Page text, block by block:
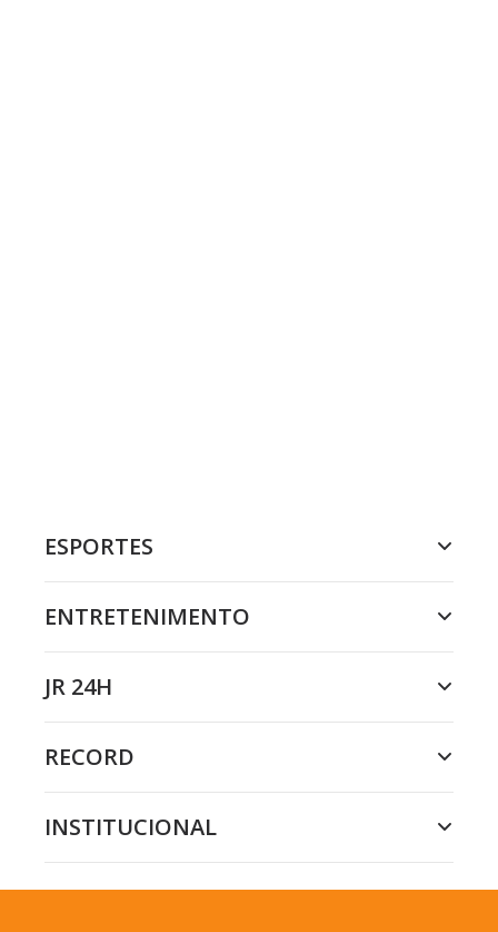
ESPORTES
ENTRETENIMENTO
JR 24H
RECORD
INSTITUCIONAL